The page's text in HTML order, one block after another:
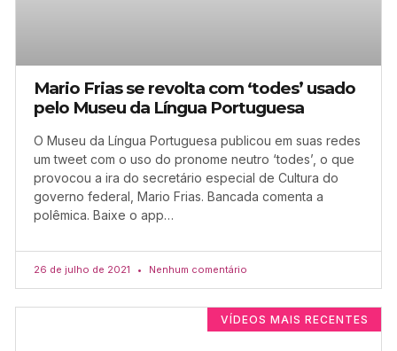
Mario Frias se revolta com ‘todes’ usado
pelo Museu da Língua Portuguesa
O Museu da Língua Portuguesa publicou em suas redes
um tweet com o uso do pronome neutro ‘todes’, o que
provocou a ira do secretário especial de Cultura do
governo federal, Mario Frias. Bancada comenta a
polêmica. Baixe o app…
26 de julho de 2021 Nenhum comentário
VÍDEOS MAIS RECENTES